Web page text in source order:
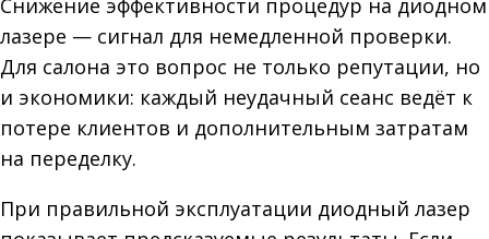
Снижение эффективности процедур на диодном
лазере — сигнал для немедленной проверки.
Для салона это вопрос не только репутации, но
и экономики: каждый неудачный сеанс ведёт к
потере клиентов и дополнительным затратам
на переделку.
При правильной эксплуатации диодный лазер